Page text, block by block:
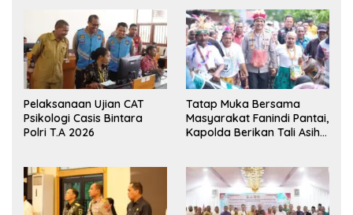
Persahabatan
Pangan Papua Barat
Pelaksanaan Ujian CAT
Psikologi Casis Bintara
Polri T.A 2026
Tatap Muka Bersama
Masyarakat Fanindi Pantai,
Kapolda Berikan Tali Asih